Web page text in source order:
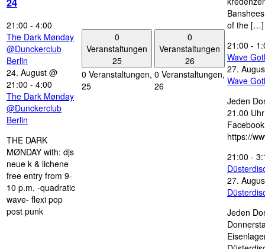
21:00 - 4:00
The Dark Mønday
@Dunckerclub
Berlin
24. August @
21:00 - 4:00
The Dark Mønday
@Dunckerclub
Berlin
THE DARK
MØNDAY with: djs
neue k & lichene
free entry from 9-
10 p.m. -quadratic
wave- flexi pop
post punk
0
Veranstaltungen
25
0 Veranstaltungen,
25
0
Veranstaltungen
26
0 Veranstaltungen,
26
of the […]
21:00 -
Wave
27.
Wave
Jeden
21.00
https://
21:00 -
27.
Jeden